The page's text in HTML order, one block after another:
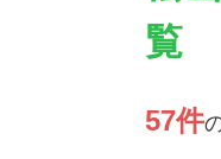
覧
57件